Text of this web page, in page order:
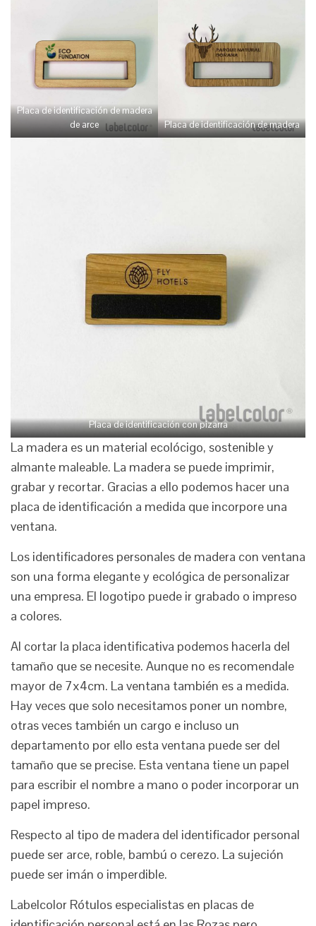
Placa de identificación de madera
de arce
Placa de identificación de madera
Placa de identificación con pizarra
La madera es un material ecolócigo, sostenible y
almante maleable. La madera se puede imprimir,
grabar y recortar. Gracias a ello podemos hacer una
placa de identificación a medida que incorpore una
ventana.
Los identificadores personales de madera con ventana
son una forma elegante y ecológica de personalizar
una empresa. El logotipo puede ir grabado o impreso
a colores.
Al cortar la placa identificativa podemos hacerla del
tamaño que se necesite. Aunque no es recomendale
mayor de 7x4cm. La ventana también es a medida.
Hay veces que solo necesitamos poner un nombre,
otras veces también un cargo e incluso un
departamento por ello esta ventana puede ser del
tamaño que se precise. Esta ventana tiene un papel
para escribir el nombre a mano o poder incorporar un
papel impreso.
Respecto al tipo de madera del identificador personal
puede ser arce, roble, bambú o cerezo. La sujeción
puede ser imán o imperdible.
Labelcolor Rótulos especialistas en placas de